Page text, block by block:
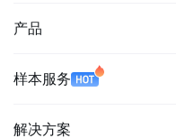
产品
样本服务
解决方案